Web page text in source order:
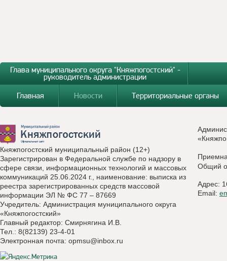
Глава муниципального округа "Княжпогостский" -
руководитель администрации
Главная
Новости Территориальные органы
Княжпогостский муниципальный район (12+)
Зарегистрирован в Федеральной службе по надзору в
сфере связи, информационных технологий и массовых
коммуникаций 25.06.2024 г., наименование: выписка из
реестра зарегистрированных средств массовой
информации ЭЛ № ФС 77 – 87669
Учредитель: Администрация муниципального округа
«Княжпогостский»
Главный редактор: Смирнягина И.В.
Тел.: 8(82139) 23-4-01
Электронная почта: opmsu@inbox.ru
Общий
Адрес:
Email: